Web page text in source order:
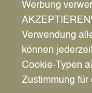
Startseite
Werbung
Verwendung
können
Cookie-Typen
Zustimmung für